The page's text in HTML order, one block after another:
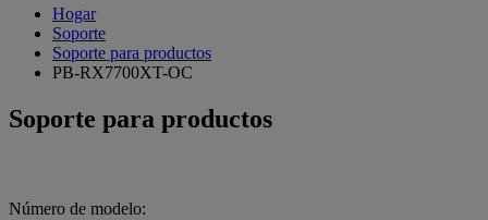
Hogar
Soporte
Soporte para productos
PB-RX7700XT-OC
Soporte para productos
Número de modelo: